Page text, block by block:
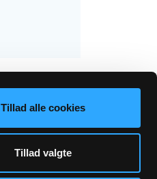
Tillad alle cookies
Tillad valgte